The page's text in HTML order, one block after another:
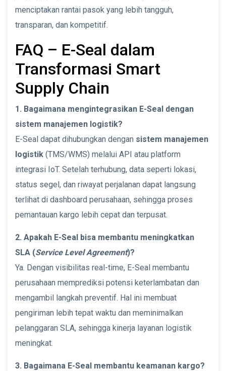
menciptakan rantai pasok yang lebih tangguh,
transparan, dan kompetitif.
FAQ – E-Seal dalam
Transformasi Smart
Supply Chain
1. Bagaimana mengintegrasikan E-Seal dengan
sistem manajemen logistik?
E-Seal dapat dihubungkan dengan sistem manajemen
logistik (TMS/WMS) melalui API atau platform
integrasi IoT. Setelah terhubung, data seperti lokasi,
status segel, dan riwayat perjalanan dapat langsung
terlihat di dashboard perusahaan, sehingga proses
pemantauan kargo lebih cepat dan terpusat.
2. Apakah E-Seal bisa membantu meningkatkan
SLA (Service Level Agreement)?
Ya. Dengan visibilitas real-time, E-Seal membantu
perusahaan memprediksi potensi keterlambatan dan
mengambil langkah preventif. Hal ini membuat
pengiriman lebih tepat waktu dan meminimalkan
pelanggaran SLA, sehingga kinerja layanan logistik
meningkat.
3. Bagaimana E-Seal membantu keamanan kargo?